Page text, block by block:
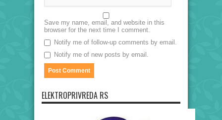
Save my name, email, and website in this
browser for the next time I comment.
Notify me of follow-up comments by email.
Notify me of new posts by email.
ELEKTROPRIVREDA RS